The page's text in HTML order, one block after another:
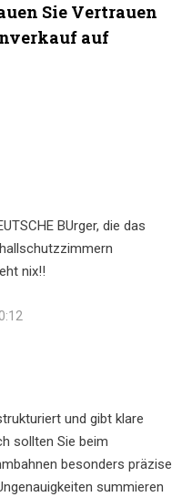
Sie Vertrauen
auf
BUrger, die das
nix!!
und gibt klare
sollten Sie beim
besonders präzise
summieren